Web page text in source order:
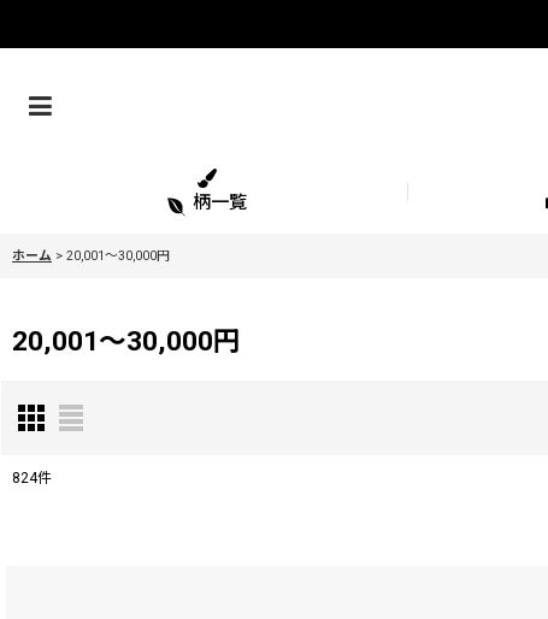
柄一覧
ホーム > 20,001〜30,000円
20,001〜30,000円
824件